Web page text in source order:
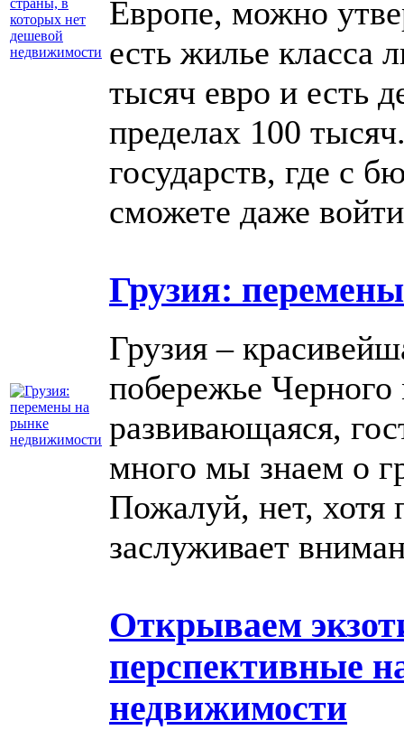
Европе, можно
есть жилье класса
тысяч евро и есть
пределах 100
государств, где с
сможете даже войти
Грузия:
Грузия –
побережье Черного
развивающаяся,
много мы знаем о
Пожалуй, нет, хотя
заслуживает
Открываем
перспективные
недвижимости